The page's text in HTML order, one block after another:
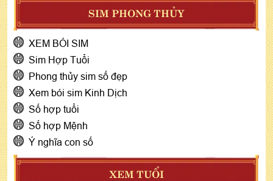
SIM PHONG THỦY
XEM BÓI SIM
Sim Hợp Tuổi
Phong thủy sim số đẹp
Xem bói sim Kinh Dịch
Số hợp tuổi
Số hợp Mệnh
Ý nghĩa con số
XEM TUỔI